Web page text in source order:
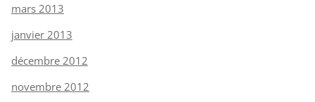
mars 2013
janvier 2013
décembre 2012
novembre 2012